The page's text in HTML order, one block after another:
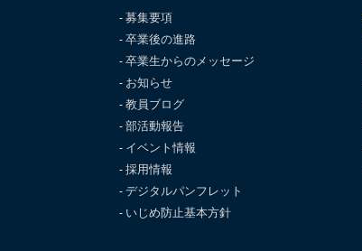
募集要項
卒業後の進路
卒業生からのメッセージ
お知らせ
教員ブログ
部活動報告
イベント情報
採用情報
デジタルパンフレット
いじめ防止基本方針